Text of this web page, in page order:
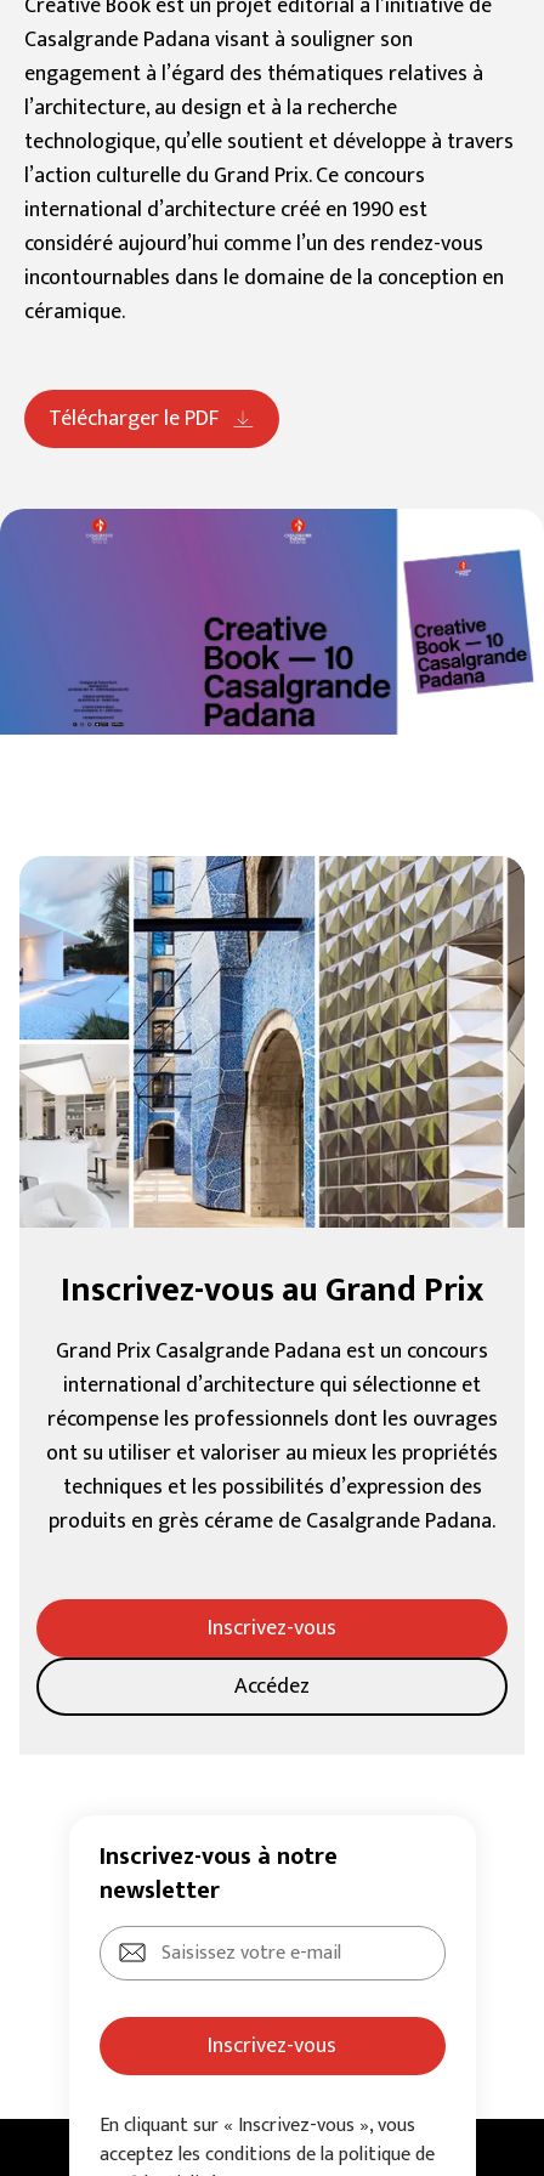
Casalgrande Padana visant à souligner son
engagement à l’égard des thématiques relatives à
l’architecture, au design et à la recherche
technologique, qu’elle soutient et développe à travers
l’action culturelle du Grand Prix. Ce concours
international d’architecture créé en 1990 est
considéré aujourd’hui comme l’un des rendez-vous
incontournables dans le domaine de la conception en
céramique.
Télécharger le PDF
Inscrivez-vous au Grand Prix
Grand Prix Casalgrande Padana est un concours
international d’architecture qui sélectionne et
récompense les professionnels dont les ouvrages
ont su utiliser et valoriser au mieux les propriétés
techniques et les possibilités d’expression des
produits en grès cérame de Casalgrande Padana.
Inscrivez-vous
Accédez
Inscrivez-vous à notre
newsletter
Inscrivez-vous
En cliquant sur « Inscrivez-vous », vous
acceptez les conditions de la politique de